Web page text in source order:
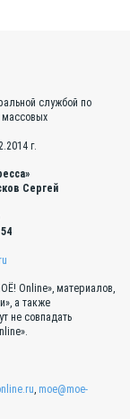
службой по
массовых
г.
Сергей
Online», материалов,
а также
не совпадать
, moe@moe-